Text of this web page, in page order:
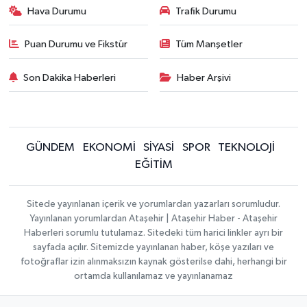
Hava Durumu Trafik Durumu
Puan Durumu ve Fikstür Tüm Manşetler
Son Dakika Haberleri Haber Arşivi
GÜNDEM EKONOMİ SİYASİ SPOR
TEKNOLOJİ
EĞİTİM
Sitede yayınlanan içerik ve yorumlardan yazarları sorumludur.
Yayınlanan yorumlardan Ataşehir | Ataşehir Haber - Ataşehir
Haberleri sorumlu tutulamaz. Sitedeki tüm harici linkler ayrı bir
sayfada açılır. Sitemizde yayınlanan haber, köşe yazıları ve
fotoğraflar izin alınmaksızın kaynak gösterilse dahi, herhangi bir
ortamda kullanılamaz ve yayınlanamaz